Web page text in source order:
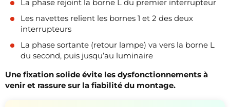
La phase rejoint la borne L du premier interrupteur
Les navettes relient les bornes 1 et 2 des deux
interrupteurs
La phase sortante (retour lampe) va vers la borne L
du second, puis jusqu’au luminaire
Une fixation solide évite les dysfonctionnements à
venir et rassure sur la fiabilité du montage.